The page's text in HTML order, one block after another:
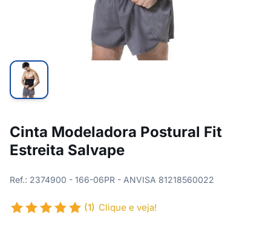
Cinta Modeladora Postural Fit
Estreita Salvape
Ref.: 2374900 - 166-06PR - ANVISA 81218560022
(1) Clique e veja!